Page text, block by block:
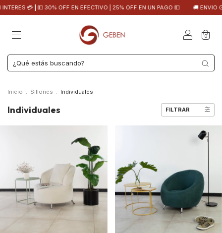
| 💵 30% OFF EN EFECTIVO | 25% OFF EN UN PAGO 💵 🚚 ENVIO GRATIS
0
Inicio . Sillones . Individuales
Individuales FILTRAR